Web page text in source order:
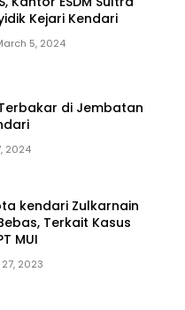
Kejari Kendari
5, 2024
di Jembatan
2024
kendari Zulkarnain
Terkait Kasus
MUI
2023